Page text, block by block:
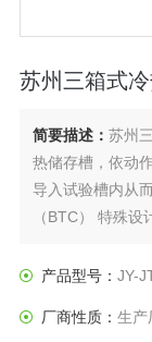
苏州三箱式
简要描述： 苏州
热储存槽，依动
导入试验槽内从
（BTC） 特殊
产品型号： JY-
厂商性质： 生产